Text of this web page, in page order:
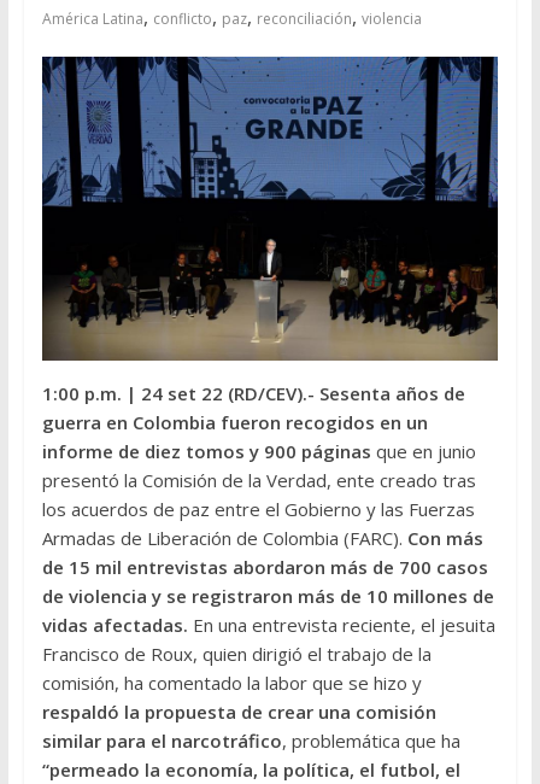
América Latina, conflicto, paz, reconciliación, violencia
1:00 p.m. | 24 set 22 (RD/CEV).- Sesenta años de
guerra en Colombia fueron recogidos en un
informe de diez tomos y 900 páginas que en junio
presentó la Comisión de la Verdad, ente creado tras
los acuerdos de paz entre el Gobierno y las Fuerzas
Armadas de Liberación de Colombia (FARC). Con más
de 15 mil entrevistas abordaron más de 700 casos
de violencia y se registraron más de 10 millones de
vidas afectadas. En una entrevista reciente, el jesuita
Francisco de Roux, quien dirigió el trabajo de la
comisión, ha comentado la labor que se hizo y
respaldó la propuesta de crear una comisión
similar para el narcotráfico, problemática que ha
“permeado la economía, la política, el futbol, el